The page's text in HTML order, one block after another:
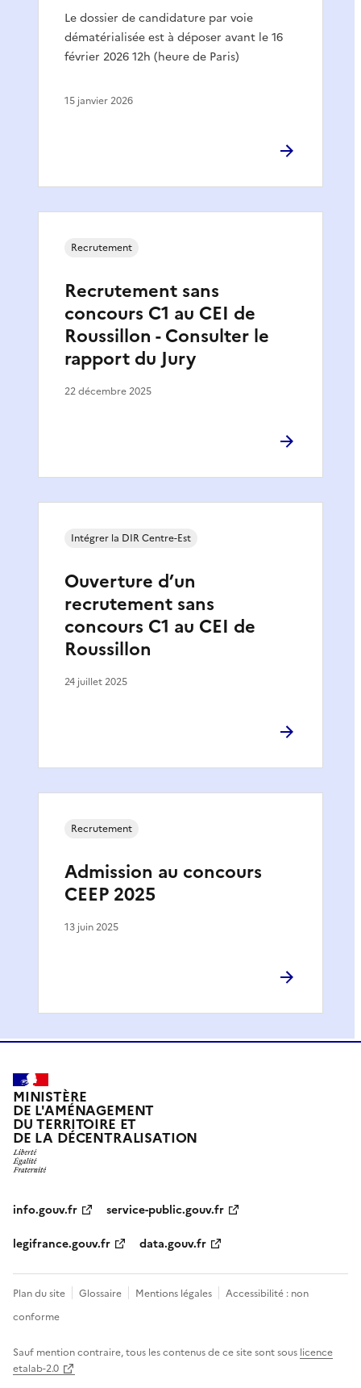
Le dossier de candidature par voie
dématérialisée est à déposer avant le 16
février 2026 12h (heure de Paris)
15 janvier 2026
Recrutement sans
concours C1 au CEI de
Roussillon - Consulter le
rapport du Jury
Recrutement
22 décembre 2025
Ouverture d’un
recrutement sans
concours C1 au CEI de
Roussillon
Intégrer la DIR Centre-Est
24 juillet 2025
Admission au concours
CEEP 2025
Recrutement
13 juin 2025
MINISTÈRE
DE L'AMÉNAGEMENT
DU TERRITOIRE ET
DE LA DÉCENTRALISATION
info.gouv.fr
service-public.gouv.fr
legifrance.gouv.fr
data.gouv.fr
Plan du site Glossaire Mentions légales
Accessibilité : non
conforme
Sauf mention contraire, tous les contenus de ce site sont sous licence
etalab-2.0